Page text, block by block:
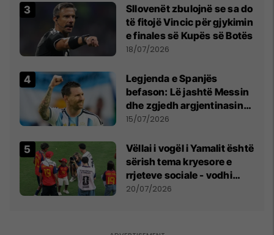
Sllovenët zbulojnë se sa do
të fitojë Vincic për gjykimin
e finales së Kupës së Botës
18/07/2026
Legjenda e Spanjës
befason: Lë jashtë Messin
dhe zgjedh argjentinasin
më të mirë në botë
15/07/2026
Vëllai i vogël i Yamalit është
sërish tema kryesore e
rrjeteve sociale - vodhi
vëmendjen pas finales së
20/07/2026